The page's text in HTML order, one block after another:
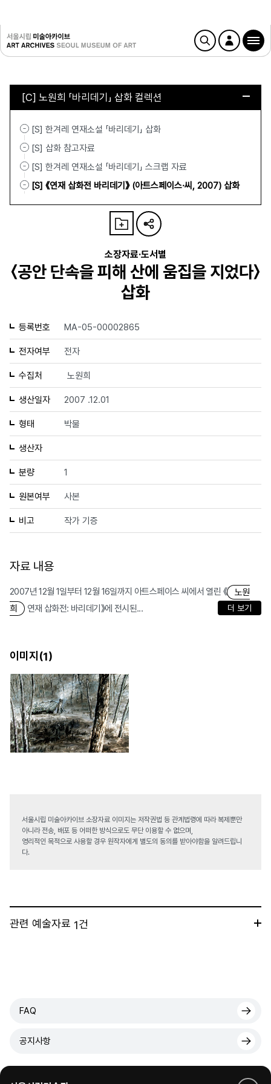
[C] 노원희 「바리데기」 삽화 컬렉션
[S] 한겨레 연재소설 「바리데기」 삽화
[S] 삽화 참고자료
[S] 한겨레 연재소설 「바리데기」 스크랩 자료
[S] 《연재 삽화전 바리데기》 (아트스페이스·씨, 2007) 삽화
소장자료·도서별
〈공안 단속을 피해 산에 움집을 지었다〉
삽화
등록번호 MA-05-00002865
전자여부 전자
수집처 노원희
생산일자 2007 .12.01
형태 박물
생산자
분량 1
원본여부 사본
비고 작가 기증
자료 내용
2007년 12월 1일부터 12월 16일까지 아트스페이스 씨에서 열린 《
노원
희
연재 삽화전: 바리데기》에 전시된... 더 보기
이미지(1)
서울시립 미술아카이브 소장자료 이미지는 저작권법 등 관계법령에 따라 복제뿐만
아니라 전송, 배포 등 어떠한 방식으로도 무단 이용할 수 없으며,
영리적인 목적으로 사용할 경우 원작자에게 별도의 동의를 받아야함을 알려드립니
다.
관련 예술자료 1건
FAQ
공지사항